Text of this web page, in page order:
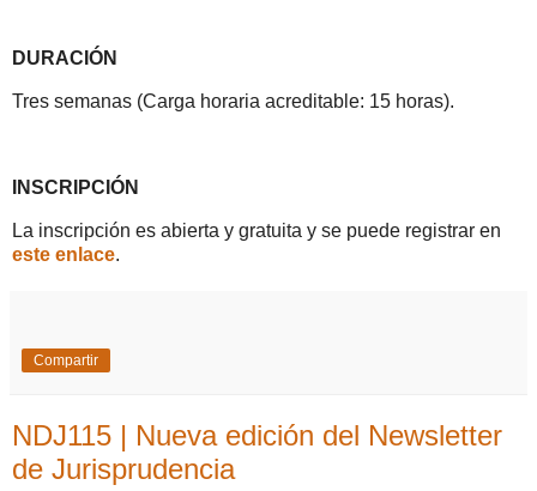
DURACIÓN
Tres semanas (Carga horaria acreditable: 15 horas).
INSCRIPCIÓN
La inscripción es abierta y gratuita y se puede registrar en
este enlace.
Compartir
NDJ115 | Nueva edición del Newsletter
de Jurisprudencia